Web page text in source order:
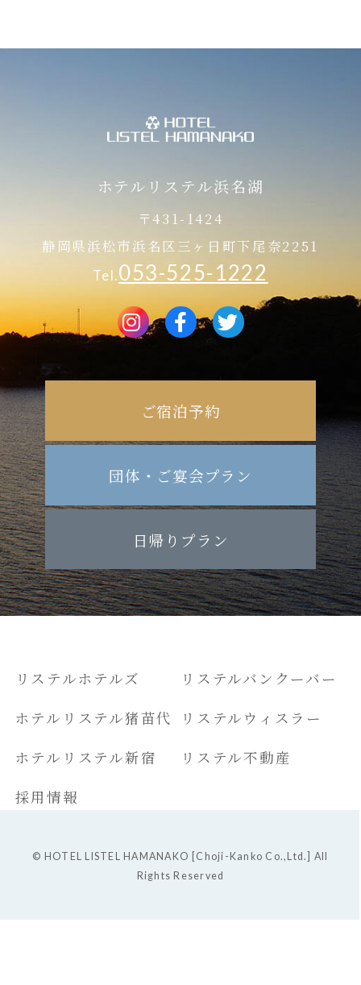
ホテルリステル浜名湖
〒431-1424
静岡県浜松市浜名区三ヶ日町下尾奈2251
Tel.053-525-1222
ご宿泊予約
団体・ご宴会プラン
日帰りプラン
リステルホテルズ
ホテルリステル猪苗代
ホテルリステル新宿
採用情報
リステルバンクーバー
リステルウィスラー
リステル不動産
© HOTEL LISTEL HAMANAKO [Choji-Kanko Co.,Ltd.] All
Rights Reserved